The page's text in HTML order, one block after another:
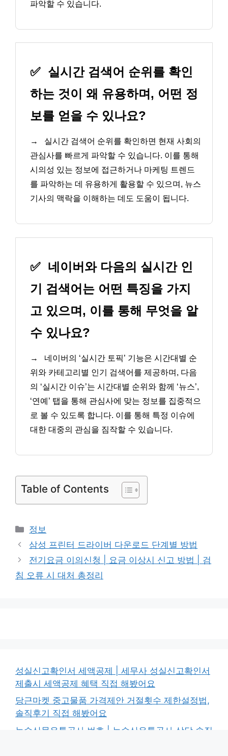
파악할 수 있습니다.
✅ 실시간 검색어 순위를 확인
하는 것이 왜 유용하며, 어떤 정
보를 얻을 수 있나요?
→
실시간 검색어 순위를 확인하면 현재 사회의
관심사를 빠르게 파악할 수 있습니다. 이를 통해
시의성 있는 정보에 접근하거나 마케팅 트렌드
를 파악하는 데 유용하게 활용할 수 있으며, 뉴스
기사의 맥락을 이해하는 데도 도움이 됩니다.
✅ 네이버와 다음의 실시간 인
기 검색어는 어떤 특징을 가지
고 있으며, 이를 통해 무엇을 알
수 있나요?
→
네이버의 ‘실시간 토픽’ 기능은 시간대별 순
위와 카테고리별 인기 검색어를 제공하며, 다음
의 ‘실시간 이슈’는 시간대별 순위와 함께 ‘뉴스’,
‘연예’ 탭을 통해 관심사에 맞는 정보를 집중적으
로 볼 수 있도록 합니다. 이를 통해 특정 이슈에
대한 대중의 관심을 짐작할 수 있습니다.
Table of Contents
카
테
고
리
정보
삼성 프린터 드라이버 다운로드 단계별 방법
전기요금 이의신청 | 요금 이상시 신고 방법 | 검
침 오류 시 대처 총정리
성실신고확인서 세액공제 | 세무사 성실신고확인서
제출시 세액공제 혜택 직접 해봤어요
당근마켓 중고물품 가격제안 거절횟수 제한설정법,
솔직후기 직접 해봤어요
농수산물유통공사 번호 | 농수산유통공사 상담 솔직